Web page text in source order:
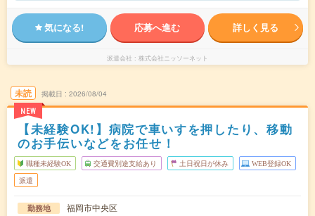
気になる! 応募へ進む 詳しく見る
派遣会社 株式会社ニッソーネット
未読
NEW
掲載日 2026/08/04
【未経験OK!】病院で車いすを押したり、移動
のお手伝いなどをお任せ！
職種未経験OK 交通費別途支給あり 土日祝日が休み WEB登録OK
派遣
勤務地
福岡市中央区